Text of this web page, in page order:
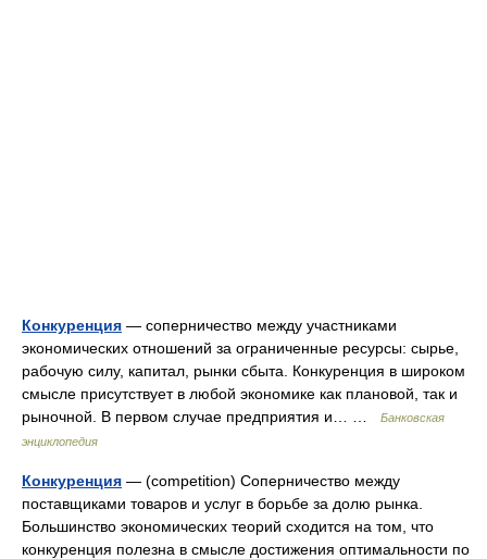
Конкуренция — соперничество между участниками
экономических отношений за ограниченные ресурсы: сырье,
рабочую силу, капитал, рынки сбыта. Конкуренция в широком
смысле присутствует в любой экономике как плановой, так и
рыночной. В первом случае предприятия и… …
Банковская
энциклопедия
Конкуренция — (competition) Соперничество между
поставщиками товаров и услуг в борьбе за долю рынка.
Большинство экономических теорий сходится на том, что
конкуренция полезна в смысле достижения оптимальности по